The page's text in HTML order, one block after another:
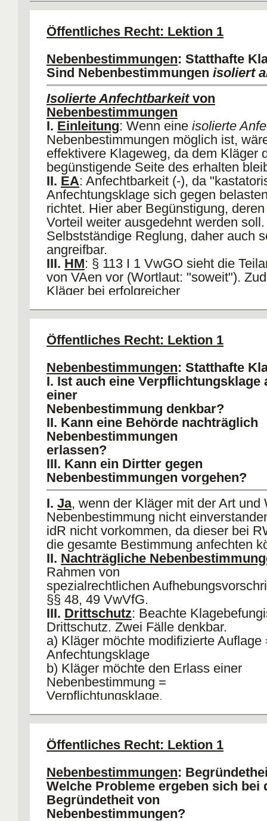
Auflage: Selbst durchsetzbar, aber
"suspendierend". Im Zweifel Auflage.
VI.Auflagenvorbehalt, § 36 II Nr 5
VII.
Modifizierte Auflage: Nicht
Modifizierte Gewährung, die mit
wird. Zweck: VA ist nicht nur
Zwangsgeld möglich). AA:
modifizierte Gewährung. Abgrenzung:
zwischen "echter" Auflage und
Gewährung. Bei modifizierter Auflage
und Nebenbestimmung aber eine
Einheit. Rechtsschutz daher
statt Anfechtung.
Öffentliches Recht: Lektion 1
Nebenbestimmungen: Statthafte
Sind Nebenbestimmungen isoliert
Isolierte Anfechtbarkeitvon
Nebenbestimmungen
I. Einleitung: Wenn eine isolierte
Nebenbestimmungen möglich ist,
effektivere Klageweg, da dem Kläger
begünstigende Seite des erhalten
II. EA: Anfechtbarkeit (-), da
Anfechtungsklage sich gegen
richtet. Hier aber Begünstigung,
Vorteil weiter ausgedehnt werden
Selbstständige Reglung, daher auch
angreifbar.
III. HM: § 113 I 1 VwGO sieht die
von VAen vor (Wortlaut: "soweit").
Kläger bei erfolgreicher
wäre die Klageart nie einschlägig.
Anfechtung (+), wenn VA abstrakt
IV.Wann ist ein VA abstrakt teilbar
1) BVerG früher
: Bedingung,
Widerufsvorbehalt nicht anfechtbar,
HauptVA untrennlich verknüpft sind.
2) EA
: Keine Anfechtung bei
Ermessensentscheidungen, die sich
Nebenbestimmung beziehen (da
Behördenermessen).
3) HM: Alle Nebenbestimmungen
113 I 1 VwGO.Ausnahme: VA kann
Nebenbestimmung nicht fortbestehen.
Öffentliches Recht: Lektion 1
Nebenbestimmungen: Statthafte
I. Ist auch eine Verpflichtungsklage
einer
Nebenbestimmung denkbar?
II. Kann eine Behörde nachträglich
Nebenbestimmungen
erlassen?
III. Kann ein Dirtter gegen
Nebenbestimmungen vorgehen?
I. Ja, wenn der Kläger mit der Art und
Nebenbestimmung nicht
idR nicht vorkommen, da dieser bei
die gesamte Bestimmung anfechten
II. Nachträgliche
Rahmen von
spezialrechtlichen
§§ 48, 49 VwVfG.
III. Drittschutz: Beachte
Drittschutz. Zwei Fälle denkbar.
a) Kläger möchte modifizierte Auflage
Anfechtungsklage
b) Kläger möchte den Erlass einer
Nebenbestimmung =
Verpflichtungsklage.
Öffentliches Recht: Lektion 1
Nebenbestimmungen:
Welche Probleme ergeben sich bei
Begründetheit von
Nebenbestimmungen?